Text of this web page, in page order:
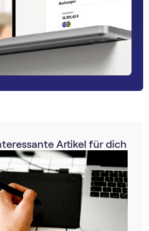
Artikel für dich